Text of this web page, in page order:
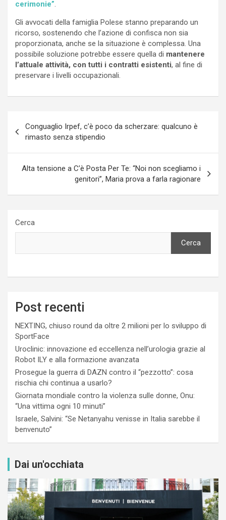
cerimonie”.
Gli avvocati della famiglia Polese stanno preparando un
ricorso, sostenendo che l’azione di confisca non sia
proporzionata, anche se la situazione è complessa. Una
possibile soluzione potrebbe essere quella di mantenere
l’attuale attività, con tutti i contratti esistenti, al fine di
preservare i livelli occupazionali.
articoli
Conguaglio Irpef, c’è poco da scherzare: qualcuno è
rimasto senza stipendio
Alta tensione a C’è Posta Per Te: “Noi non scegliamo i
genitori”, Maria prova a farla ragionare
Cerca
Cerca
Post recenti
NEXTING, chiuso round da oltre 2 milioni per lo sviluppo di
SportFace
Uroclinic: innovazione ed eccellenza nell’urologia grazie al
Robot ILY e alla formazione avanzata
Prosegue la guerra di DAZN contro il “pezzotto”: cosa
rischia chi continua a usarlo?
Giornata mondiale contro la violenza sulle donne, Onu:
“Una vittima ogni 10 minuti”
Israele, Salvini: “Se Netanyahu venisse in Italia sarebbe il
benvenuto”
Dai un'occhiata